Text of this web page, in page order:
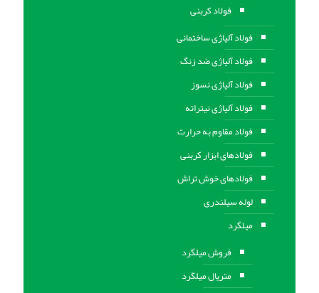
فولاد کربنی
فولاد آلیاژی ساختمانی
فولاد آلیاژی ضد زنگ
فولاد آلیاژی نسوز
فولاد آلیاژی نیتراته
فولاد مقاوم به حرارت
فولادهای ابزار کربنی
فولادهای خوش تراش
لوله سیلندری
میلگرد
فروش میلگرد
متریال میلگرد